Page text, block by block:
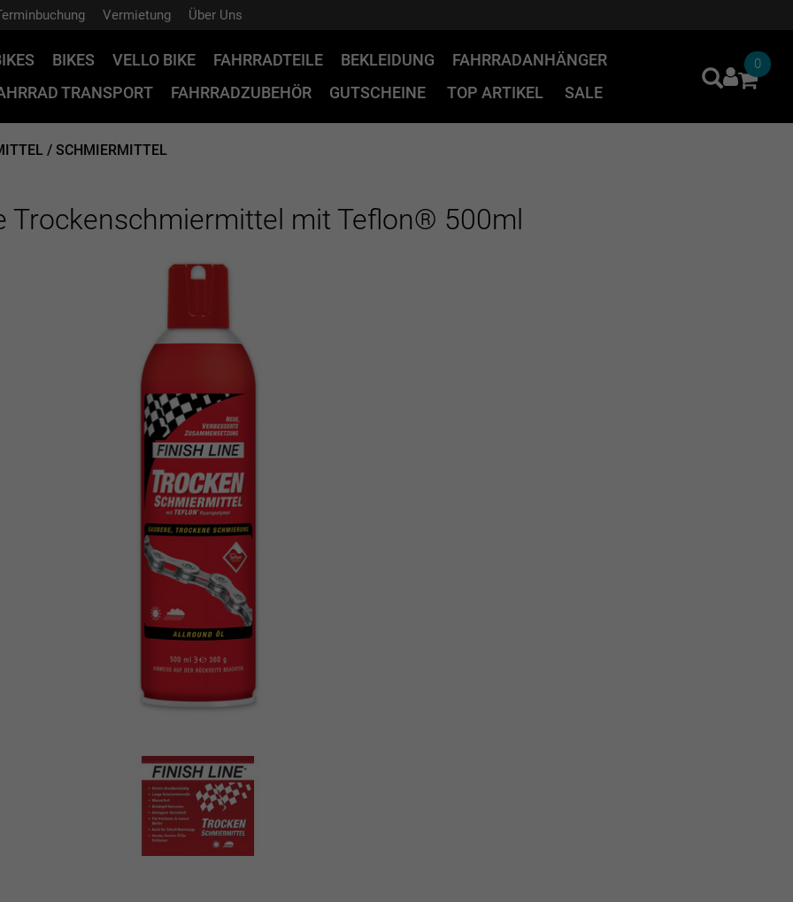
Vermietung Über Uns
BIKES VELLO BIKE FAHRRADTEILE BEKLEIDUNG
FAHRRADANHÄNGER
TRANSPORT
FAHRRADZUBEHÖR GUTSCHEINE TOP ARTIKEL SALE
0
/ SCHMIERMITTEL
Trockenschmiermittel mit Teflon® 500ml